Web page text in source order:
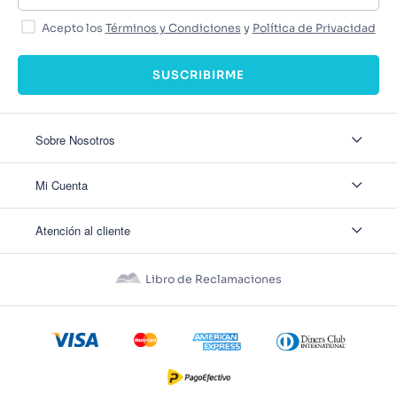
Acepto los Términos y Condiciones y Política de Privacidad
SUSCRIBIRME
Sobre Nosotros
Nuestas tiendas
Mi Cuenta
Ver mis Pedidos
Recuperar Contraseña
Atención al cliente
Políticas de Privacidad
Políticas de Cookies
Términos y Condiciones Promos
Libro de Reclamaciones